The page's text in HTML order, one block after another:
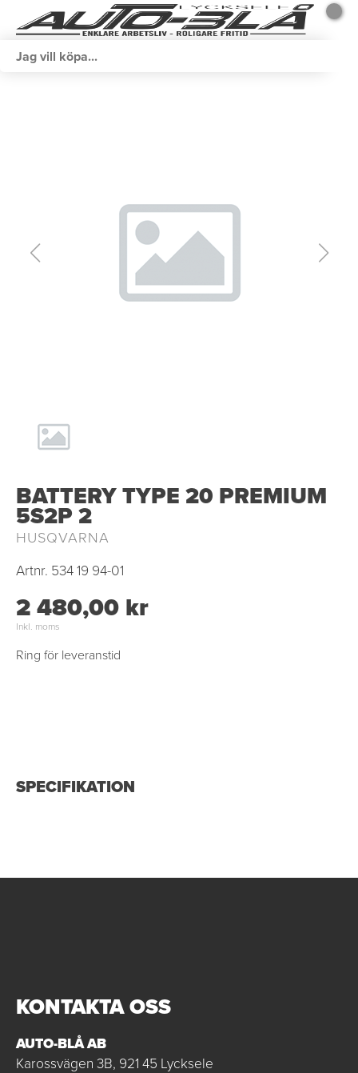
BATTERY TYPE 20 PREMIUM
5S2P 2
HUSQVARNA
Artnr. 534 19 94-01
2 480,00 kr
Inkl. moms
Ring för leveranstid
SPECIFIKATION
KONTAKTA OSS
AUTO-BLÅ AB
Karossvägen 3B, 921 45 Lycksele